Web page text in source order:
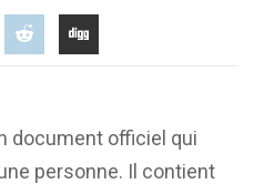
document officiel qui
personne. Il contient